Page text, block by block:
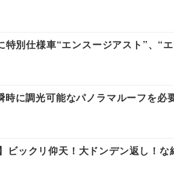
特別仕様車“エンスージアスト”、“
時に調光可能なパノラマルーフを必
ビックリ仰天！大ドンデン返し！